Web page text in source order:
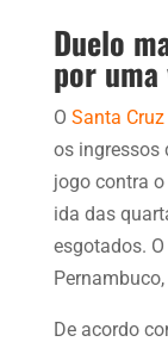
Duelo
por
O Santa Cruz
os ingressos
jogo contra o
ida das
esgotados.
De acordo